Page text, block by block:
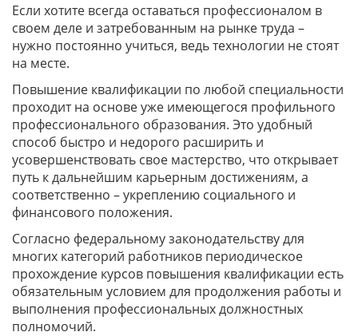
Если хотите всегда оставаться профессионалом в
своем деле и затребованным на рынке труда –
нужно постоянно учиться, ведь технологии не стоят
на месте.
Повышение квалификации по любой специальности
проходит на основе уже имеющегося профильного
профессионального образования. Это удобный
способ быстро и недорого расширить и
усовершенствовать свое мастерство, что открывает
путь к дальнейшим карьерным достижениям, а
соответственно – укреплению социального и
финансового положения.
Согласно федеральному законодательству для
многих категорий работников периодическое
прохождение курсов повышения квалификации есть
обязательным условием для продолжения работы и
выполнения профессиональных должностных
полномочий.